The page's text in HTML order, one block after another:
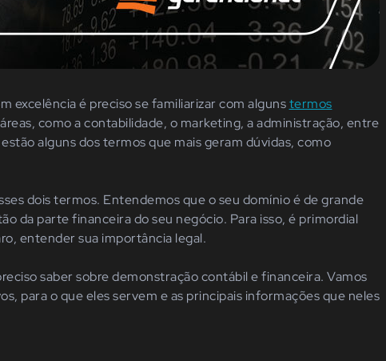
excelência é preciso se familiarizar com algunstermos
como a contabilidade, o marketing, a administração, entre
alguns dos termos que mais geram dúvidas, como
dois termos. Entendemos que o seu domínio é de grande
da parte financeira do seu negócio. Para isso, é primordial
entender sua importância legal.
saber sobre demonstração contábil e financeira. Vamos
para o que eles servem e as principais informações que neles